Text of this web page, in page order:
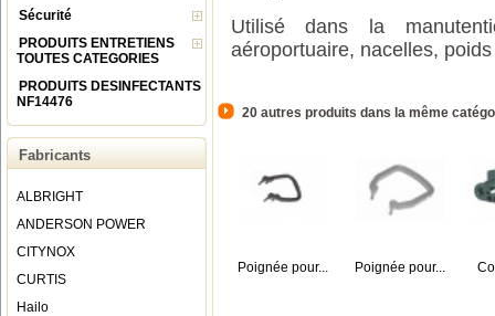
Sécurité
PRODUITS ENTRETIENS
TOUTES CATEGORIES
PRODUITS DESINFECTANTS
NF14476
Fabricants
ALBRIGHT
ANDERSON POWER
CITYNOX
CURTIS
Hailo
Utilisé dans la
aéroportuaire, nacelles,
20 autres produits dans la même
Poignée pour... Poignée pour...